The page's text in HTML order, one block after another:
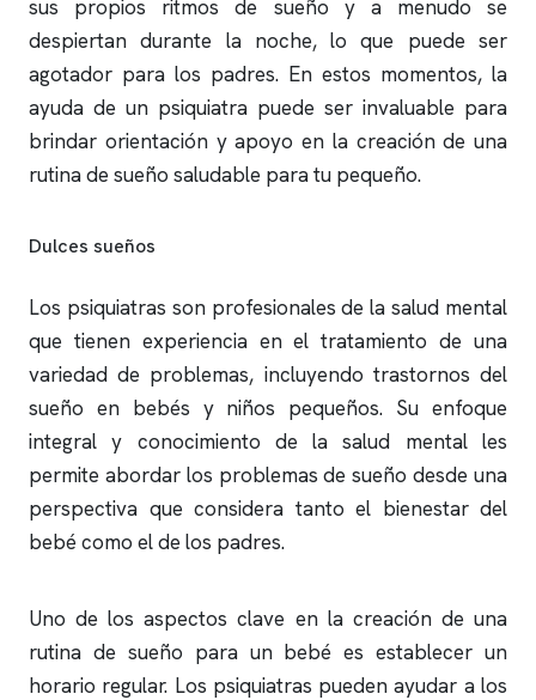
sus propios ritmos de sueño y a menudo se
despiertan durante la noche, lo que puede ser
agotador para los padres. En estos momentos, la
ayuda de un psiquiatra puede ser invaluable para
brindar orientación y apoyo en la creación de una
rutina de sueño saludable para tu pequeño.
Dulces sueños
Los psiquiatras son profesionales de la salud mental
que tienen experiencia en el tratamiento de una
variedad de problemas, incluyendo trastornos del
sueño en bebés y niños pequeños. Su enfoque
integral y conocimiento de la salud mental les
permite abordar los problemas de sueño desde una
perspectiva que considera tanto el bienestar del
bebé como el de los padres.
Uno de los aspectos clave en la creación de una
rutina de sueño para un bebé es establecer un
horario regular. Los psiquiatras pueden ayudar a los